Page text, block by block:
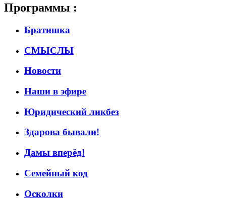
Программы :
Братишка
СМЫСЛЫ
Новости
Наши в эфире
Юридический ликбез
Здарова бывали!
Дамы вперёд!
Семейный код
Осколки